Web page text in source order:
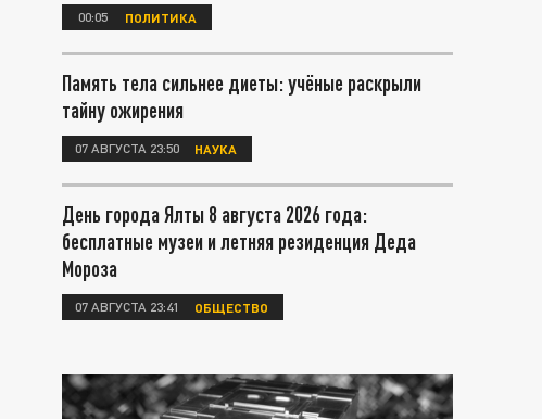
00:05 ПОЛИТИКА
Память тела сильнее диеты: учёные раскрыли
тайну ожирения
07 АВГУСТА 23:50 НАУКА
День города Ялты 8 августа 2026 года:
бесплатные музеи и летняя резиденция Деда
Мороза
07 АВГУСТА 23:41 ОБЩЕСТВО